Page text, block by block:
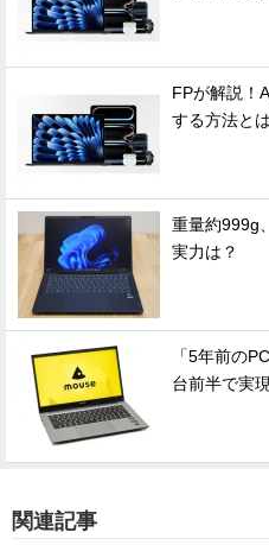
FPが解説！
する方法と
重量約999g
実力は？
「5年前の
台前半で実
関連記事